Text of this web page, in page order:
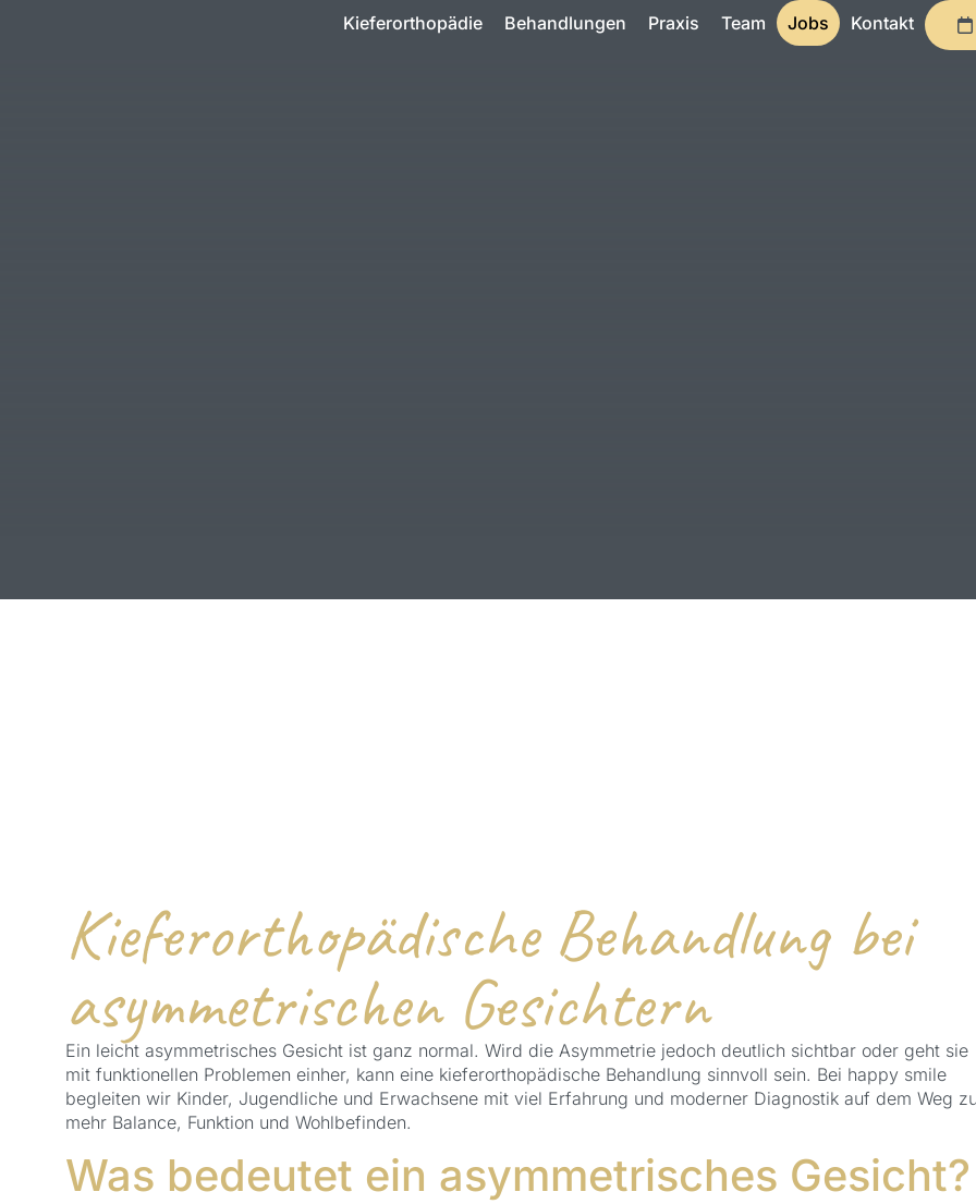
Kieferorthopädie Behandlungen Praxis Team Jobs Kontakt
Kieferorthopädische Behandlung bei
asymmetrischen Gesichtern
Ein leicht asymmetrisches Gesicht ist ganz normal. Wird die Asymmetrie jedoch deutlich sichtbar oder geht sie
mit funktionellen Problemen einher, kann eine kieferorthopädische Behandlung sinnvoll sein. Bei happy smile
begleiten wir Kinder, Jugendliche und Erwachsene mit viel Erfahrung und moderner Diagnostik auf dem Weg
mehr Balance, Funktion und Wohlbefinden.
Was bedeutet ein asymmetrisches Gesicht?